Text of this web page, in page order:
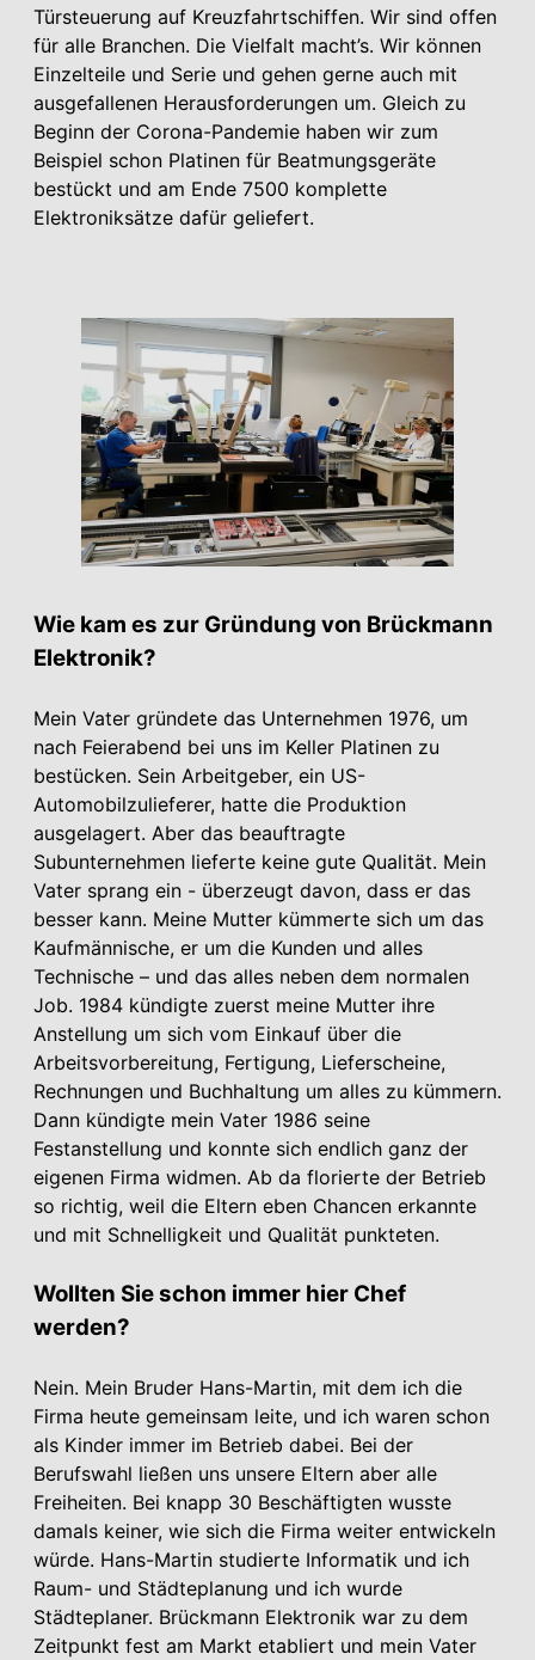
Türsteuerung auf Kreuzfahrtschiffen. Wir sind offen
für alle Branchen. Die Vielfalt macht’s. Wir können
Einzelteile und Serie und gehen gerne auch mit
ausgefallenen Herausforderungen um. Gleich zu
Beginn der Corona-Pandemie haben wir zum
Beispiel schon Platinen für Beatmungsgeräte
bestückt und am Ende 7500 komplette
Elektroniksätze dafür geliefert.
Wie kam es zur Gründung von Brückmann
Elektronik?
Mein Vater gründete das Unternehmen 1976, um
nach Feierabend bei uns im Keller Platinen zu
bestücken. Sein Arbeitgeber, ein US-
Automobilzulieferer, hatte die Produktion
ausgelagert. Aber das beauftragte
Subunternehmen lieferte keine gute Qualität. Mein
Vater sprang ein - überzeugt davon, dass er das
besser kann. Meine Mutter kümmerte sich um das
Kaufmännische, er um die Kunden und alles
Technische – und das alles neben dem normalen
Job. 1984 kündigte zuerst meine Mutter ihre
Anstellung um sich vom Einkauf über die
Arbeitsvorbereitung, Fertigung, Lieferscheine,
Rechnungen und Buchhaltung um alles zu kümmern.
Dann kündigte mein Vater 1986 seine
Festanstellung und konnte sich endlich ganz der
eigenen Firma widmen. Ab da florierte der Betrieb
so richtig, weil die Eltern eben Chancen erkannte
und mit Schnelligkeit und Qualität punkteten.
Wollten Sie schon immer hier Chef
werden?
Nein. Mein Bruder Hans-Martin, mit dem ich die
Firma heute gemeinsam leite, und ich waren schon
als Kinder immer im Betrieb dabei. Bei der
Berufswahl ließen uns unsere Eltern aber alle
Freiheiten. Bei knapp 30 Beschäftigten wusste
damals keiner, wie sich die Firma weiter entwickeln
würde. Hans-Martin studierte Informatik und ich
Raum- und Städteplanung und ich wurde
Städteplaner. Brückmann Elektronik war zu dem
Zeitpunkt fest am Markt etabliert und mein Vater